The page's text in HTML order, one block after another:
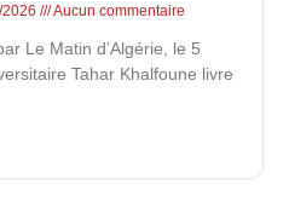
2026 Aucun commentaire
Le Matin d’Algérie, le 5
Tahar Khalfoune livre